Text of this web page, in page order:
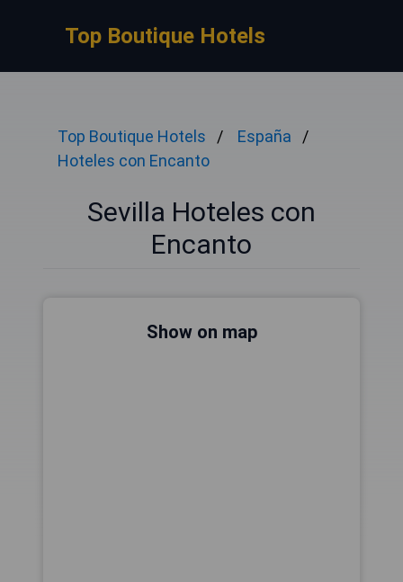
Top Boutique Hotels
Top Boutique Hotels
España
Hoteles con Encanto
Sevilla Hoteles con
Encanto
Show on map